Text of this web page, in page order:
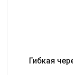
Гибкая